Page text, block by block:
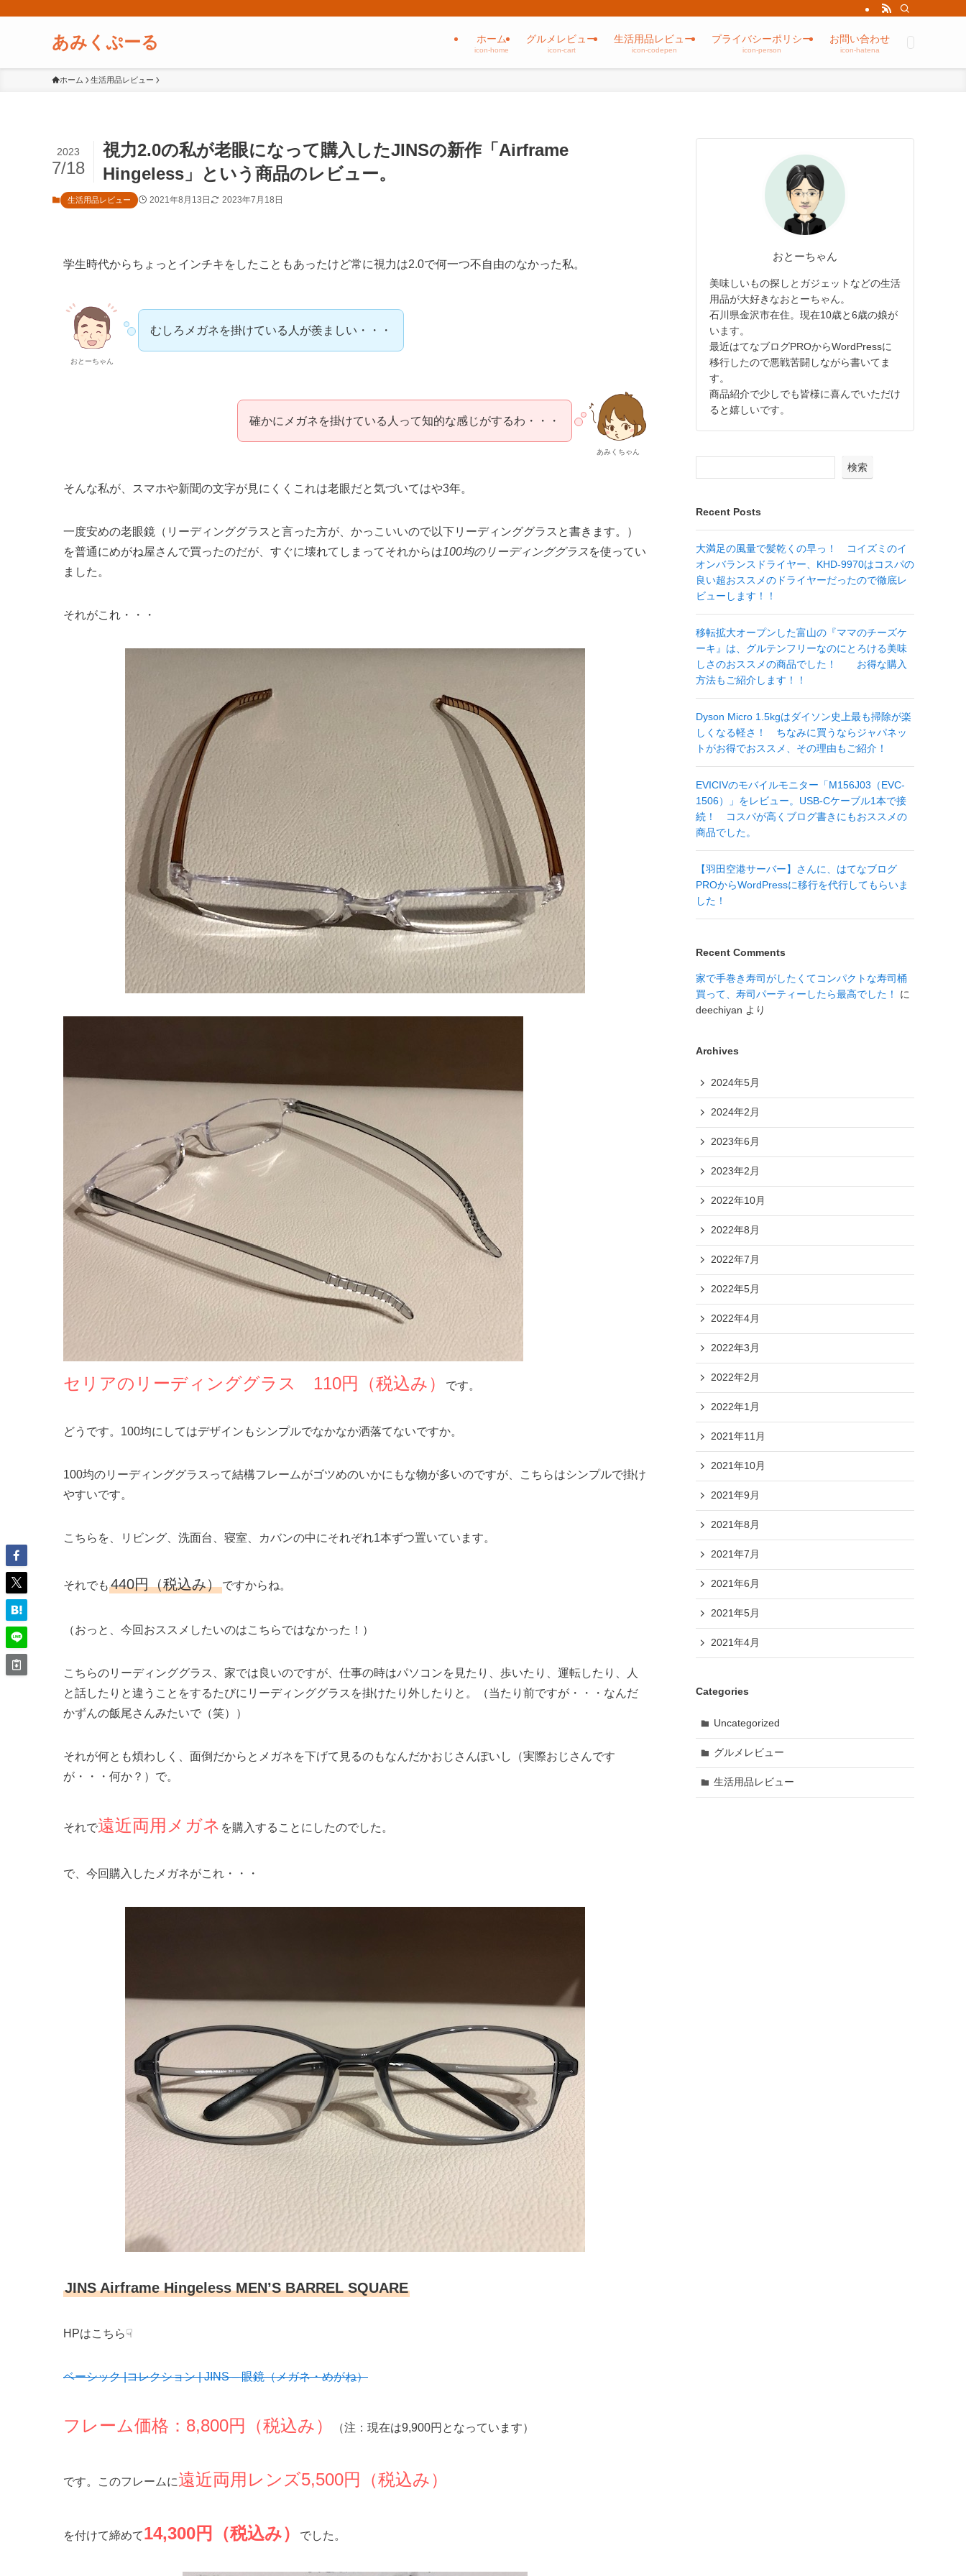
あみくぷーる ホーム
icon-home
グルメレビュー
icon-cart
生活用品レビュー
icon-codepen
プライバシーポリシー
icon-person
お問い合わせ
icon-hatena
ホーム 生活用品レビュー
視力2.0の私が老眼になって購入したJINSの新作「Airframe
Hingeless」という商品のレビュー。
2023
7/18
生活用品レビュー 2021年8月13日 2023年7月18日
学生時代からちょっとインチキをしたこともあったけど常に視力は2.0で何一つ不自由のなかった私。
おとーちゃん
むしろメガネを掛けている人が羨ましい・・・
あみくちゃん
確かにメガネを掛けている人って知的な感じがするわ・・・
そんな私が、スマホや新聞の文字が見にくくこれは老眼だと気づいてはや3年。
一度安めの老眼鏡（リーディンググラスと言った方が、かっこいいので以下リーディンググラスと書きます。）
を普通にめがね屋さんで買ったのだが、すぐに壊れてしまってそれからは100均のリーディンググラスを使ってい
ました。
それがこれ・・・
セリアのリーディンググラス 110円（税込み） です。
どうです。100均にしてはデザインもシンプルでなかなか洒落てないですか。
100均のリーディンググラスって結構フレームがゴツめのいかにもな物が多いのですが、こちらはシンプルで掛け
やすいです。
こちらを、リビング、洗面台、寝室、カバンの中にそれぞれ1本ずつ置いています。
それでも 440円（税込み）ですからね。
（おっと、今回おススメしたいのはこちらではなかった！）
こちらのリーディンググラス、家では良いのですが、仕事の時はパソコンを見たり、歩いたり、運転したり、人
と話したりと違うことをするたびにリーディンググラスを掛けたり外したりと。（当たり前ですが・・・なんだ
かずんの飯尾さんみたいで（笑））
それが何とも煩わしく、面倒だからとメガネを下げて見るのもなんだかおじさんぽいし（実際おじさんです
が・・・何か？）で。
それで遠近両用メガネ を購入することにしたのでした。
で、今回購入したメガネがこれ・・・
JINS Airframe Hingeless MEN’S BARREL SQUARE
HPはこちら☟
ベーシック |コレクション | JINS – 眼鏡（メガネ・めがね）
フレーム価格：8,800円（税込み） （注：現在は9,900円となっています）
です。このフレームに遠近両用レンズ5,500円（税込み）
を付けて締めて14,300円（税込み） でした。
おとーちゃん
美味しいもの探しとガジェットなどの生活
用品が大好きなおとーちゃん。
石川県金沢市在住。現在10歳と6歳の娘が
います。
最近はてなブログPROからWordPressに
移行したので悪戦苦闘しながら書いてま
す。
商品紹介で少しでも皆様に喜んでいただけ
ると嬉しいです。
検索
Recent Posts
大満足の風量で髪乾くの早っ！ コイズミのイ
オンバランスドライヤー、KHD-9970はコスパの
良い超おススメのドライヤーだったので徹底レ
ビューします！！
移転拡大オープンした富山の『ママのチーズケ
ーキ』は、グルテンフリーなのにとろける美味
しさのおススメの商品でした！ お得な購入
方法もご紹介します！！
Dyson Micro 1.5kgはダイソン史上最も掃除が楽
しくなる軽さ！ ちなみに買うならジャパネッ
トがお得でおススメ、その理由もご紹介！
EVICIVのモバイルモニター「M156J03（EVC-
1506）」をレビュー。USB-Cケーブル1本で接
続！ コスパが高くブログ書きにもおススメの
商品でした。
【羽田空港サーバー】さんに、はてなブログ
PROからWordPressに移行を代行してもらいま
した！
Recent Comments
家で手巻き寿司がしたくてコンパクトな寿司桶
買って、寿司パーティーしたら最高でした！
に
deechiyan より
Archives
2024年5月
2024年2月
2023年6月
2023年2月
2022年10月
2022年8月
2022年7月
2022年5月
2022年4月
2022年3月
2022年2月
2022年1月
2021年11月
2021年10月
2021年9月
2021年8月
2021年7月
2021年6月
2021年5月
2021年4月
Categories
Uncategorized
グルメレビュー
生活用品レビュー